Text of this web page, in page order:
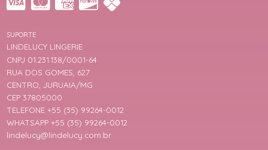
SUPORTE
LINDELUCY LINGERIE
CNPJ 01.231.138/0001-64
RUA DOS GOMES, 627
CENTRO, JURUAIA/MG
CEP 37805000
TELEFONE +55 (35) 99264-0012
WHATSAPP +55 (35) 99264-0012
lindelucy@lindelucy.com.br